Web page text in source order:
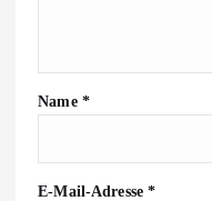
Name *
E-Mail-Adresse*